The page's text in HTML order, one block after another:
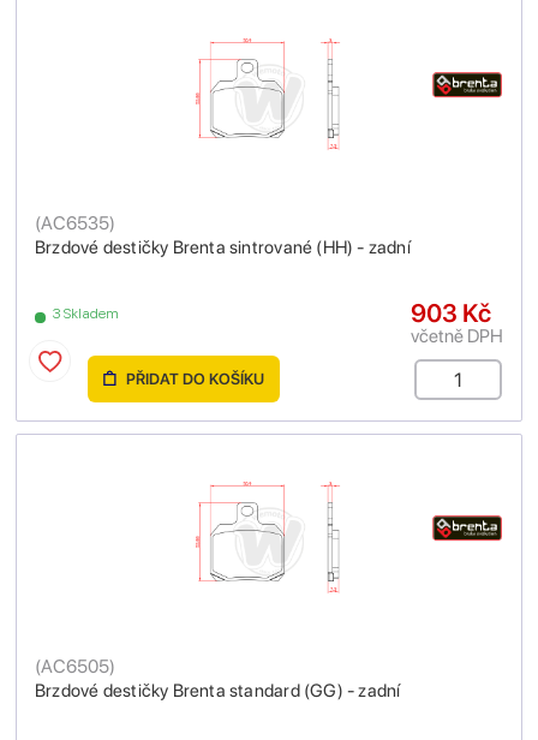
Brzdové destičky Brenta sintrované (HH) - zadní
(AC6535)
3 Skladem 903 Kč
včetně DPH
PŘIDAT DO KOŠÍKU
Brzdové destičky Brenta standard (GG) - zadní
(AC6505)